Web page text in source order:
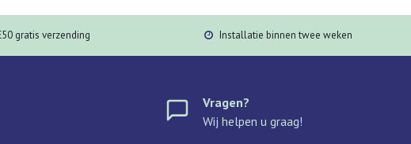
gratis verzending Installatie binnen twee weken
Vragen?
Wij helpen u graag!